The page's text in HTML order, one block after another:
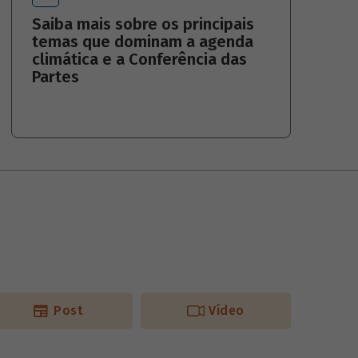
Saiba mais sobre os principais
temas que dominam a agenda
climática e a Conferência das
Partes
Post Vídeo